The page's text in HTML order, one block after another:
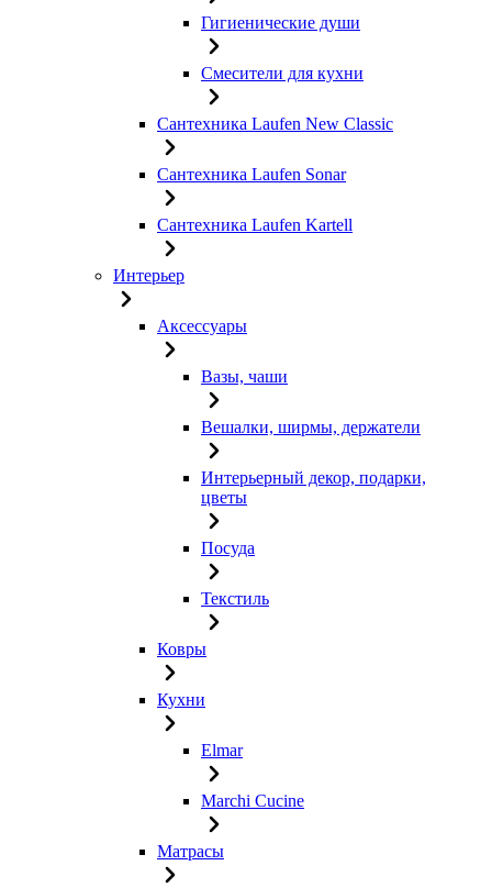
Гигиенические души
Смесители для кухни
Сантехника Laufen New Classic
Сантехника Laufen Sonar
Сантехника Laufen Kartell
Интерьер
Аксессуары
Вазы, чаши
Вешалки, ширмы, держатели
Интерьерный декор, подарки,
цветы
Посуда
Текстиль
Ковры
Кухни
Elmar
Marchi Cucine
Матрасы